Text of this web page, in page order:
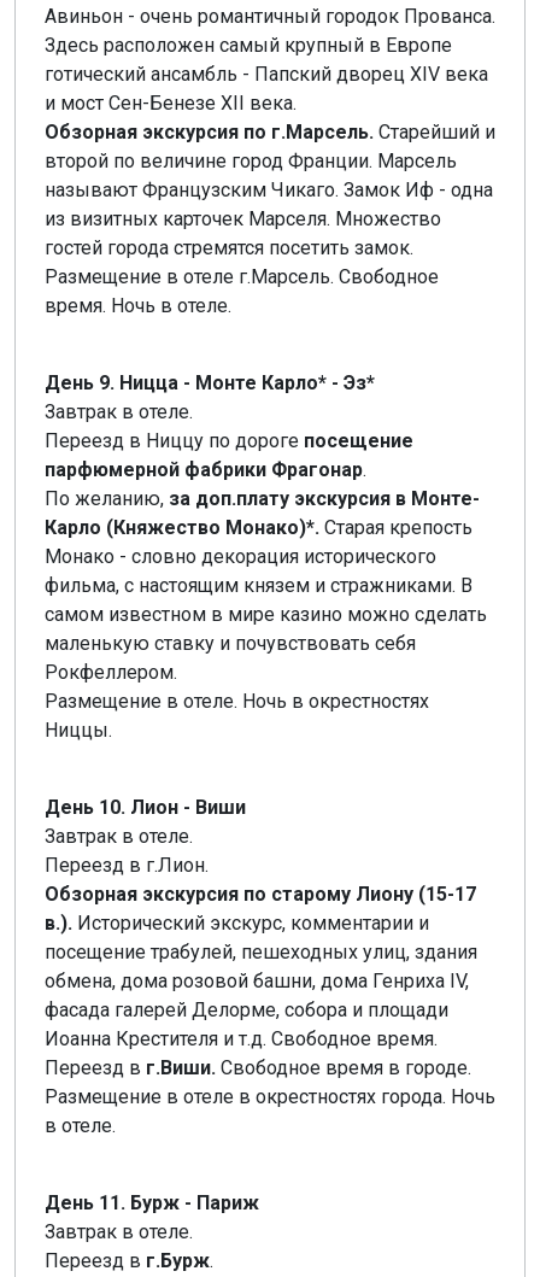
Авиньон - очень романтичный городок Прованса.
Здесь расположен самый крупный в Европе
готический ансамбль - Папский дворец XIV века
и мост Сен-Бенезе XII века.
Обзорная экскурсия по г.Марсель. Старейший и
второй по величине город Франции. Марсель
называют Французским Чикаго. Замок Иф - одна
из визитных карточек Марселя. Множество
гостей города стремятся посетить замок.
Размещение в отеле г.Марсель. Свободное
время. Ночь в отеле.
День 9. Ницца - Монте Карло* - Эз*
Завтрак в отеле.
Переезд в Ниццу по дороге посещение
парфюмерной фабрики Фрагонар.
По желанию, за доп.плату экскурсия в Монте-
Карло (Княжество Монако)*. Старая крепость
Монако - словно декорация исторического
фильма, с настоящим князем и стражниками. В
самом известном в мире казино можно сделать
маленькую ставку и почувствовать себя
Рокфеллером.
Размещение в отеле. Ночь в окрестностях
Ниццы.
День 10. Лион - Виши
Завтрак в отеле.
Переезд в г.Лион.
Обзорная экскурсия по старому Лиону (15-17
в.). Исторический экскурс, комментарии и
посещение трабулей, пешеходных улиц, здания
обмена, дома розовой башни, дома Генриха IV,
фасада галерей Делорме, собора и площади
Иоанна Крестителя и т.д. Свободное время.
Переезд в г.Виши. Свободное время в городе.
Размещение в отеле в окрестностях города. Ночь
в отеле.
День 11. Бурж - Париж
Завтрак в отеле.
Переезд в г.Бурж.